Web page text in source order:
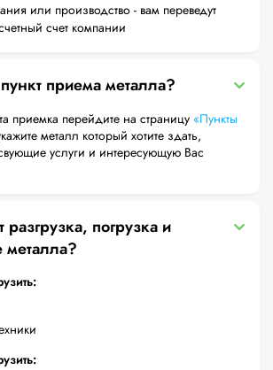
или производство - вам переведут
счет компании
приема металла?
приемка перейдите на страницу «Пункты
металл который хотите здать,
разгрузка, погрузка и
металла?